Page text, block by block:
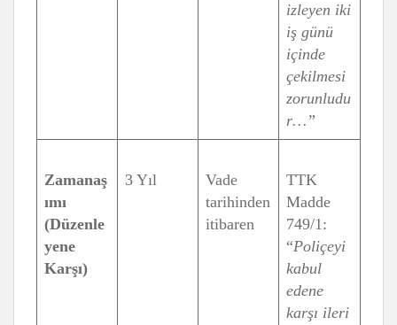
izleyen iki
iş günü
içinde
çekilmesi
zorunludu
r…”
Zamanaş
ımı
(Düzenle
yene
Karşı)
3 Yıl
Vade
tarihinden
itibaren
TTK
Madde
749/1:
“Poliçeyi
kabul
edene
karşı ileri